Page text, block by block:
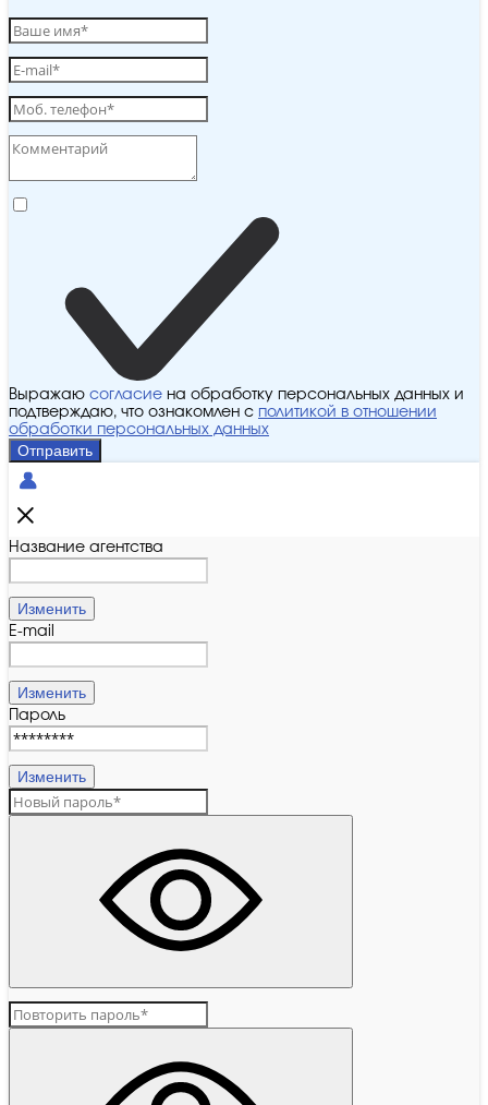
Выражаю согласие на обработку персональных данных и
подтверждаю, что ознакомлен с политикой в отношении
обработки персональных данных
Отправить
Название агентства
Изменить
E-mail
Изменить
Пароль
Изменить